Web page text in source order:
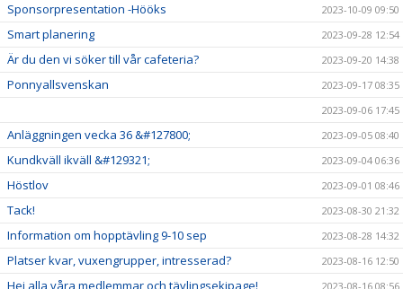
Sponsorpresentation -Hööks 2023-10-09 09:50
Smart planering 2023-09-28 12:54
Är du den vi söker till vår cafeteria? 2023-09-20 14:38
Ponnyallsvenskan
2023-09-17 08:35
2023-09-06 17:45
Anläggningen vecka 36 &#127800; 2023-09-05 08:40
Kundkväll ikväll &#129321; 2023-09-04 06:36
Höstlov 2023-09-01 08:46
Tack! 2023-08-30 21:32
Information om hopptävling 9-10 sep 2023-08-28 14:32
Platser kvar, vuxengrupper, intresserad? 2023-08-16 12:50
Hej alla våra medlemmar och tävlingsekipage! 2023-08-16 08:56